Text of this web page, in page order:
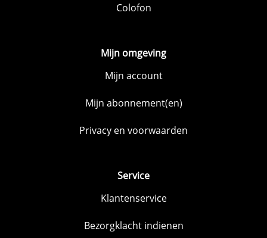
Colofon
Mijn omgeving
Mijn account
Mijn abonnement(en)
Privacy en voorwaarden
Service
Klantenservice
Bezorgklacht indienen